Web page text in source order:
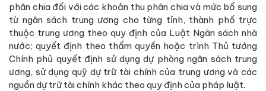
phân chia đối với các khoản thu phân chia và mức bổ sung
từ ngân sách trung ương cho từng tỉnh, thành phố trực
thuộc trung ương theo quy định của Luật Ngân sách nhà
nước; quyết định theo thẩm quyền hoặc trình Thủ tướng
Chính phủ quyết định sử dụng dự phòng ngân sách trung
ương, sử dụng quỹ dự trữ tài chính của trung ương và các
nguồn dự trữ tài chính khác theo quy định của pháp luật.